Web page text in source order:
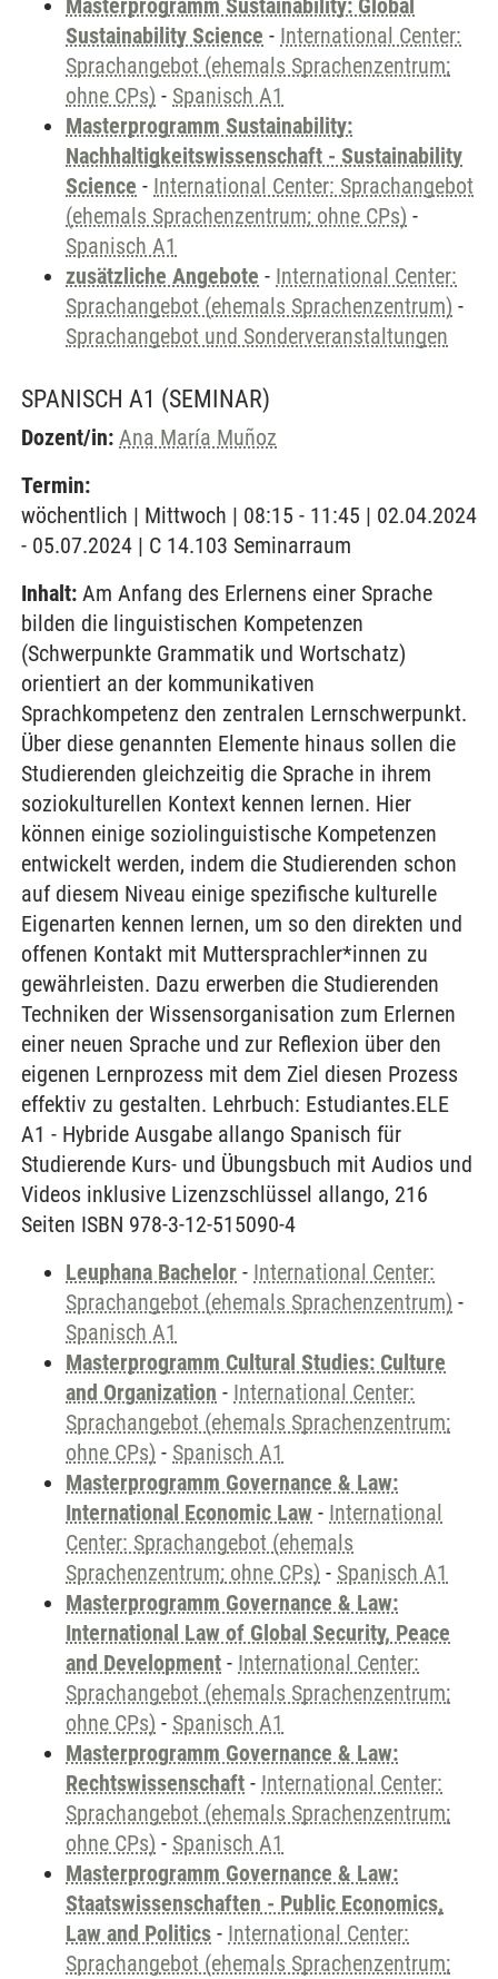
Masterprogramm Sustainability: Global
Sustainability Science - International Center:
Sprachangebot (ehemals Sprachenzentrum;
ohne CPs) - Spanisch A1
Masterprogramm Sustainability:
Nachhaltigkeitswissenschaft - Sustainability
Science - International Center: Sprachangebot
(ehemals Sprachenzentrum; ohne CPs) -
Spanisch A1
zusätzliche Angebote - International Center:
Sprachangebot (ehemals Sprachenzentrum) -
Sprachangebot und Sonderveranstaltungen
SPANISCH A1 (SEMINAR)
Dozent/in: Ana María Muñoz
Termin:
wöchentlich | Mittwoch | 08:15 - 11:45 | 02.04.2024
- 05.07.2024 | C 14.103 Seminarraum
Inhalt: Am Anfang des Erlernens einer Sprache
bilden die linguistischen Kompetenzen
(Schwerpunkte Grammatik und Wortschatz)
orientiert an der kommunikativen
Sprachkompetenz den zentralen Lernschwerpunkt.
Über diese genannten Elemente hinaus sollen die
Studierenden gleichzeitig die Sprache in ihrem
soziokulturellen Kontext kennen lernen. Hier
können einige soziolinguistische Kompetenzen
entwickelt werden, indem die Studierenden schon
auf diesem Niveau einige spezifische kulturelle
Eigenarten kennen lernen, um so den direkten und
offenen Kontakt mit Muttersprachler*innen zu
gewährleisten. Dazu erwerben die Studierenden
Techniken der Wissensorganisation zum Erlernen
einer neuen Sprache und zur Reflexion über den
eigenen Lernprozess mit dem Ziel diesen Prozess
effektiv zu gestalten. Lehrbuch: Estudiantes.ELE
A1 - Hybride Ausgabe allango Spanisch für
Studierende Kurs- und Übungsbuch mit Audios und
Videos inklusive Lizenzschlüssel allango, 216
Seiten ISBN 978-3-12-515090-4
Leuphana Bachelor - International Center:
Sprachangebot (ehemals Sprachenzentrum) -
Spanisch A1
Masterprogramm Cultural Studies: Culture
and Organization - International Center:
Sprachangebot (ehemals Sprachenzentrum;
ohne CPs) - Spanisch A1
Masterprogramm Governance & Law:
International Economic Law - International
Center: Sprachangebot (ehemals
Sprachenzentrum; ohne CPs) - Spanisch A1
Masterprogramm Governance & Law:
International Law of Global Security, Peace
and Development - International Center:
Sprachangebot (ehemals Sprachenzentrum;
ohne CPs) - Spanisch A1
Masterprogramm Governance & Law:
Rechtswissenschaft - International Center:
Sprachangebot (ehemals Sprachenzentrum;
ohne CPs) - Spanisch A1
Masterprogramm Governance & Law:
Staatswissenschaften - Public Economics,
Law and Politics - International Center:
Sprachangebot (ehemals Sprachenzentrum;